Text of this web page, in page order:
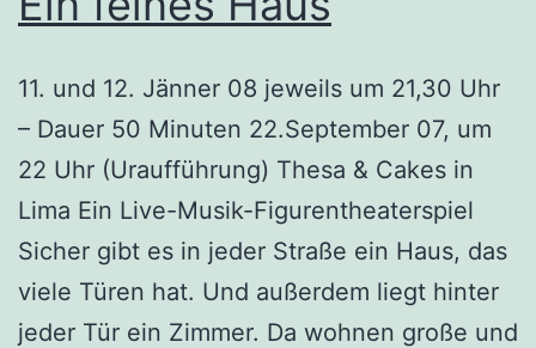
11. und 12. Jänner 08 jeweils um 21,30 Uhr
– Dauer 50 Minuten 22.September 07, um
22 Uhr (Uraufführung) Thesa & Cakes in
Lima Ein Live-Musik-Figurentheaterspiel
Sicher gibt es in jeder Straße ein Haus, das
viele Türen hat. Und außerdem liegt hinter
jeder Tür ein Zimmer. Da wohnen große und